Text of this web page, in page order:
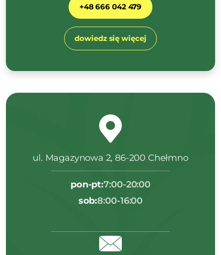
+48 666 042 479
dowiedz się więcej
ul. Magazynowa 2, 86-200 Chełmno
pon-pt:7:00-20:00
sob:8:00-16:00